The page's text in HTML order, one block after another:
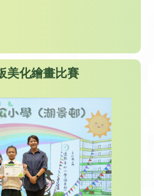
美化繪畫比賽